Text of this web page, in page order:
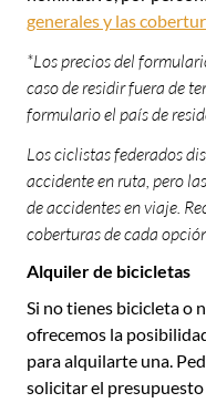
generales y las
*Los precios del
caso de residir fuera de
formulario el país de
Los ciclistas federados
accidente en ruta, pero
de accidentes en viaje.
coberturas de cada
Alquiler de bicicletas
Si no tienes bicicleta o
ofrecemos la
para alquilarte una.
solicitar el